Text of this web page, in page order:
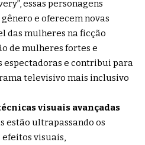
essas personagens
e oferecem novas
das mulheres na ficção
de mulheres fortes e
e contribui para
televisivo mais inclusivo
visuais avançadas
estão ultrapassando os
visuais,